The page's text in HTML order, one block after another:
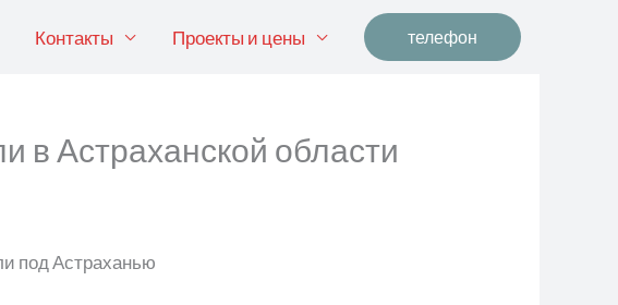
Контакты Проекты и цены телефон
в Астраханской области